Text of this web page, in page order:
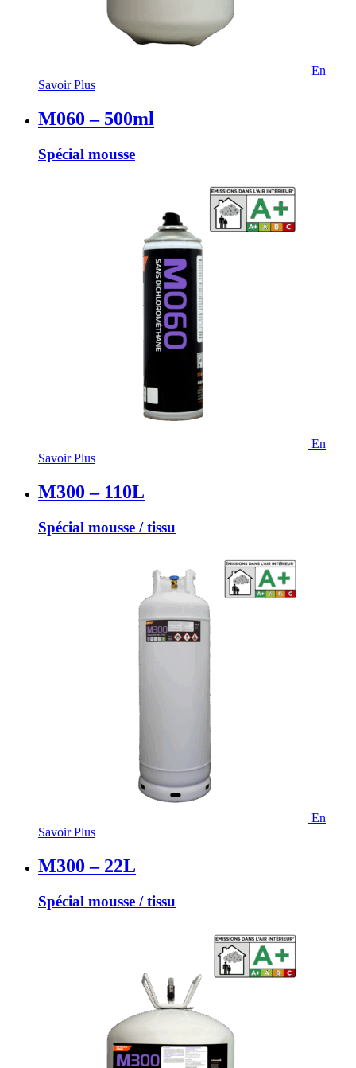
En
Savoir Plus
M060 – 500ml
Spécial mousse
En
Savoir Plus
M300 – 110L
Spécial mousse / tissu
En
Savoir Plus
M300 – 22L
Spécial mousse / tissu